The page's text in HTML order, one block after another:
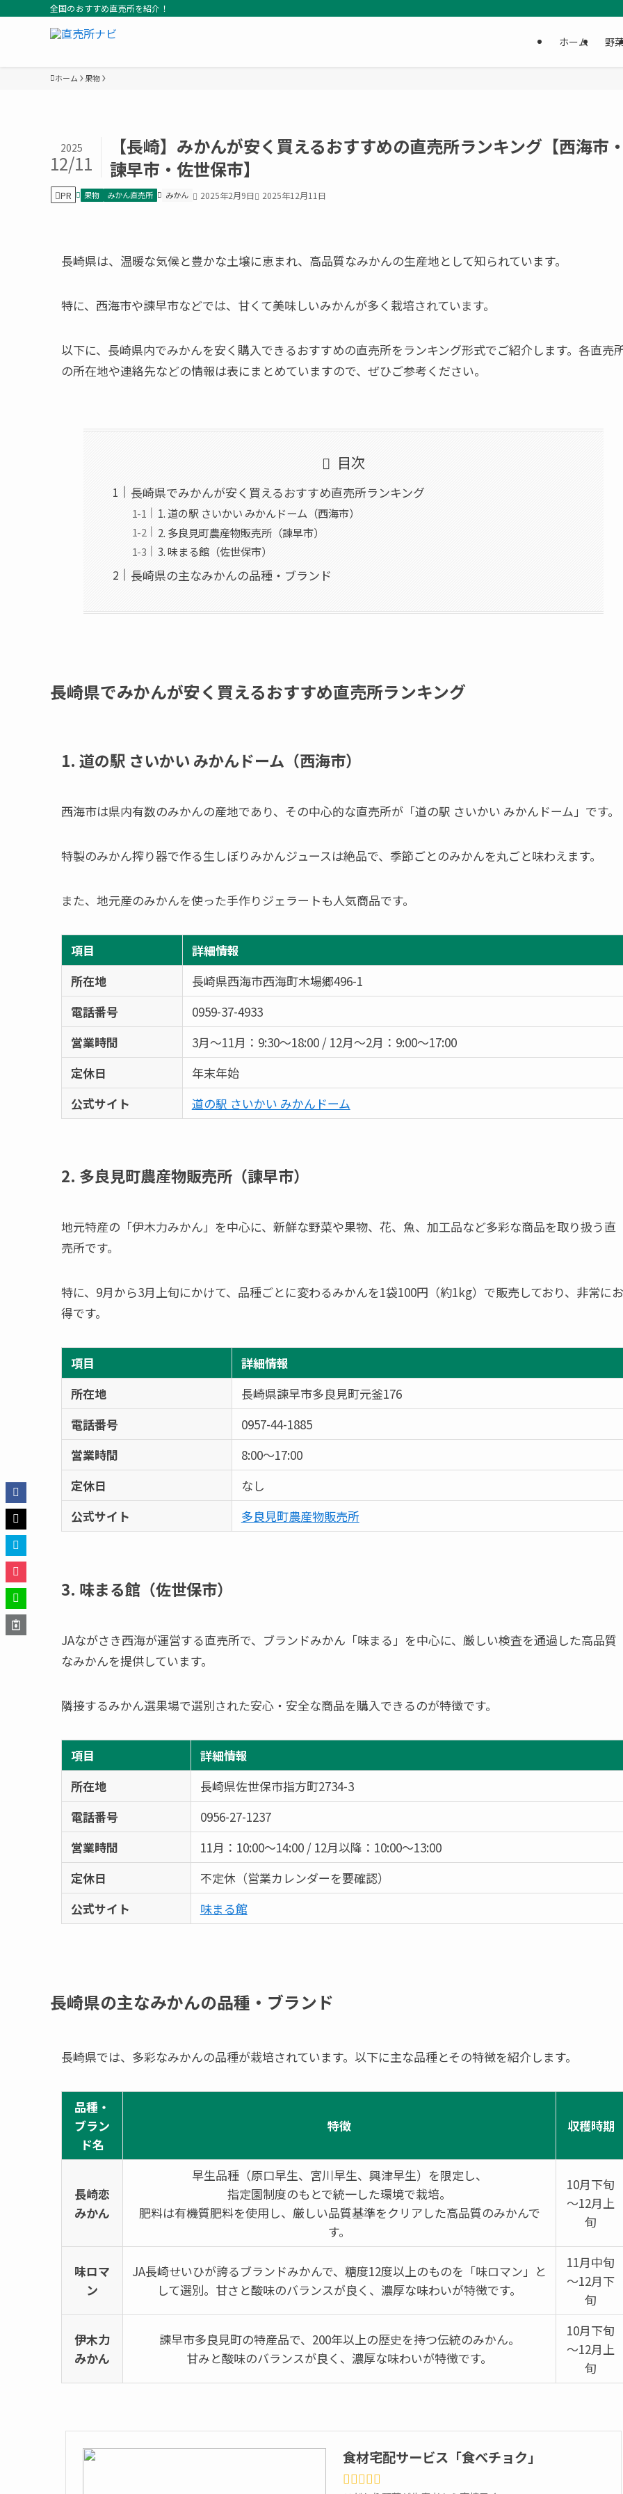
全国のおすすめ直売所を紹介！
ホーム 野
ホーム 果物
【長崎】みかんが安く買えるおすすめの直売所ランキング【西海市
諫早市・佐世保市】
2025
12/11
PR 果物 みかん直売所 みかん 2025年2月9日 2025年12月11日
長崎県は、温暖な気候と豊かな土壌に恵まれ、高品質なみかんの生産地として知られています。
特に、西海市や諫早市などでは、甘くて美味しいみかんが多く栽培されています。
以下に、長崎県内でみかんを安く購入できるおすすめの直売所をランキング形式でご紹介します。各直売
の所在地や連絡先などの情報は表にまとめていますので、ぜひご参考ください。
目次
長崎県でみかんが安く買えるおすすめ直売所ランキング
1. 道の駅 さいかい みかんドーム（西海市）
2. 多良見町農産物販売所（諫早市）
3. 味まる館（佐世保市）
長崎県の主なみかんの品種・ブランド
長崎県でみかんが安く買えるおすすめ直売所ランキング
1. 道の駅 さいかい みかんドーム（西海市）
西海市は県内有数のみかんの産地であり、その中心的な直売所が「道の駅 さいかい みかんドーム」です。
特製のみかん搾り器で作る生しぼりみかんジュースは絶品で、季節ごとのみかんを丸ごと味わえます。
また、地元産のみかんを使った手作りジェラートも人気商品です。
項目
詳細情報
所在地
長崎県西海市西海町木場郷496-1
電話番号
0959-37-4933
営業時間
3月～11月：9:30～18:00 / 12月～2月：9:00～17:00
定休日
年末年始
公式サイト
道の駅 さいかい みかんドーム
2. 多良見町農産物販売所（諫早市）
地元特産の「伊木力みかん」を中心に、新鮮な野菜や果物、花、魚、加工品など多彩な商品を取り扱う直
売所です。
特に、9月から3月上旬にかけて、品種ごとに変わるみかんを1袋100円（約1kg）で販売しており、非常にお
得です。
項目
詳細情報
所在地
長崎県諫早市多良見町元釜176
電話番号
0957-44-1885
営業時間
8:00～17:00
定休日
なし
公式サイト
多良見町農産物販売所
3. 味まる館（佐世保市）
JAながさき西海が運営する直売所で、ブランドみかん「味まる」を中心に、厳しい検査を通過した高品質
なみかんを提供しています。
隣接するみかん選果場で選別された安心・安全な商品を購入できるのが特徴です。
項目
詳細情報
所在地
長崎県佐世保市指方町2734-3
電話番号
0956-27-1237
営業時間
11月：10:00～14:00 / 12月以降：10:00～13:00
定休日
不定休（営業カレンダーを要確認）
公式サイト
味まる館
長崎県の主なみかんの品種・ブランド
長崎県では、多彩なみかんの品種が栽培されています。以下に主な品種とその特徴を紹介します。
品種・
ブラン
ド名
特徴 収穫時期
長崎恋
みかん
早生品種（原口早生、宮川早生、興津早生）を限定し、
指定園制度のもとで統一した環境で栽培。
肥料は有機質肥料を使用し、厳しい品質基準をクリアした高品質のみかんで
す。
10月下旬
～12月上
旬
味ロマ
ン
JA長崎せいひが誇るブランドみかんで、糖度12度以上のものを「味ロマン」と
して選別。甘さと酸味のバランスが良く、濃厚な味わいが特徴です。
11月中旬
～12月下
旬
伊木力
みかん
諫早市多良見町の特産品で、200年以上の歴史を持つ伝統のみかん。
甘みと酸味のバランスが良く、濃厚な味わいが特徴です。
10月下旬
～12月上
旬
食材宅配サービス「食べチョク」